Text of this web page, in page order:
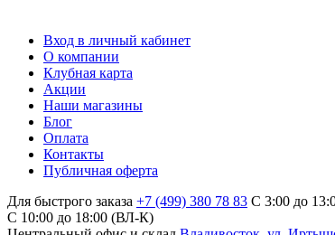
Вход в личный кабинет
О компании
Клубная карта
Акции
Наши магазины
Блог
Оплата
Контакты
Публичная оферта
Для быстрого заказа +7 (499) 380 78 83 С 3:00 до
C 10:00 до 18:00 (ВЛ-К)